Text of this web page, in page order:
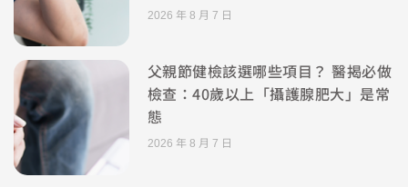
2026 年 8 月 7 日
父親節健檢該選哪些項目？ 醫揭必做
檢查：40歲以上「攝護腺肥大」是常
態
2026 年 8 月 7 日